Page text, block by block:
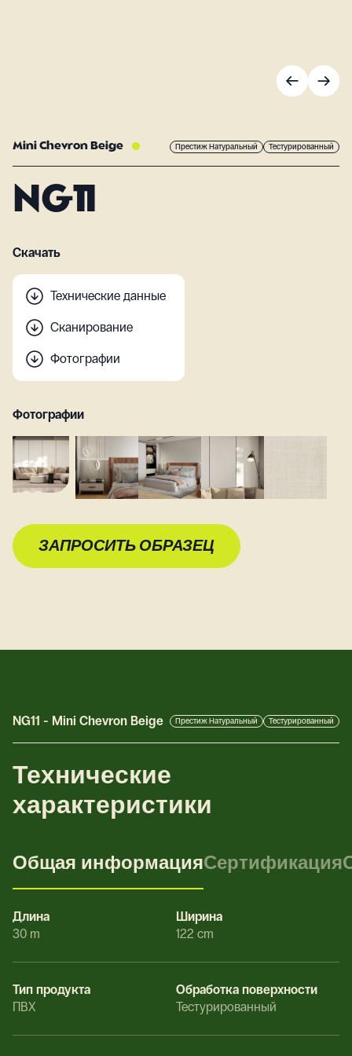
Mini Chevron Beige Престиж Натуральный Тестурированный
NG11
Скачать
Технические данные
Сканирование
Фотографии
Фотографии
ЗАПРОСИТЬ ОБРАЗЕЦ
NG11 - Mini Chevron Beige Престиж Натуральный Тестурированный
Технические
характеристики
Общая информацияСертификация
Длина
30 m
Ширина
122 cm
Тип продукта
ПВХ
Обработка поверхности
Тестурированный